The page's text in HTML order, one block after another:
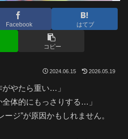
Facebook はてブ
コピー
2024.06.15 2026.05.19
がやたら重い…」
全体的にもっさりする…」
ージ”が原因かもしれません。